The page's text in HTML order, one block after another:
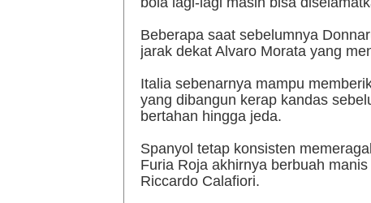
Beberapa saat sebelumnya
jarak dekat Alvaro Morata yang
Italia sebenarnya mampu
yang dibangun kerap kandas
bertahan hingga jeda.
Spanyol tetap konsisten
Furia Roja akhirnya berbuah
Riccardo Calafiori.